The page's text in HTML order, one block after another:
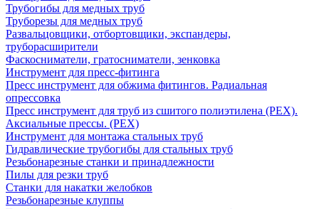
Трубогибы для медных труб
Труборезы для медных труб
Развальцовщики, отбортовщики, экспандеры,
труборасширители
Фаскосниматели, гратосниматели, зенковка
Инструмент для пресс-фитинга
Пресс инструмент для обжима фитингов. Радиальная
опрессовка
Пресс инструмент для труб из сшитого полиэтилена (PEX).
Аксиальные прессы. (PEX)
Инструмент для монтажа стальных труб
Гидравлические трубогибы для стальных труб
Резьбонарезные станки и принадлежности
Пилы для резки труб
Станки для накатки желобков
Резьбонарезные клуппы